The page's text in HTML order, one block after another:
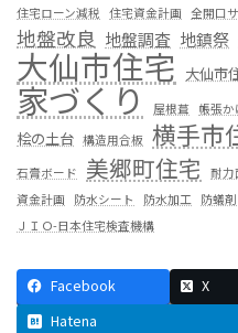
住宅ローン減税 住宅資金計画 全開口
地盤改良 地盤調査 地鎮祭
大仙市住宅 大仙市
家づくり 屋根葺 帳張か
桧の土台 構造用合板 横手市
石膏ボード
美郷町住宅 耐力
資金計画
防水シート 防水加工 防蟻剤
ＪＩＯ-日本住宅検査機構
Facebook X
Hatena